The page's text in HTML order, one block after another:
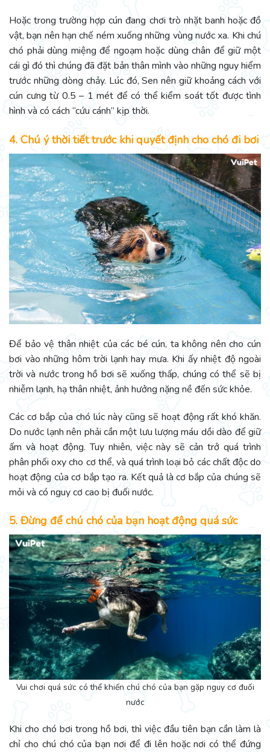
Hoặc trong trường hợp cún đang chơi trò nhặt banh hoặc đồ
vật, bạn nên hạn chế ném xuống những vùng nước xa. Khi chú
chó phải dùng miệng để ngoạm hoặc dùng chân để giữ một
cái gì đó thì chúng đã đặt bản thân mình vào những nguy hiểm
trước những dòng chảy. Lúc đó,Sen nên giữ khoảng cách với
cún cưng từ 0.5 – 1 mét để có thể kiểm soát tốt được tình
hình và có cách “cứu cánh” kịp thời.
4. Chú ý thời tiết trước khi quyết định cho chó đi bơi
Để bảo vệ thân nhiệt của các bé cún, ta không nên cho cún
bơi vào những hôm trời lạnh hay mưa. Khi ấy nhiệt độ ngoài
trời và nước trong hồ bơi sẽ xuống thấp, chúng có thể sẽ bị
nhiễm lạnh, hạ thân nhiệt, ảnh hưởng nặng nề đến sức khỏe.
Các cơ bắp của chó lúc này cũng sẽ hoạt động rất khó khăn.
Do nước lạnh nên phải cần một lưu lượng máu dồi dào để giữ
ấm và hoạt động. Tuy nhiên, việc này sẽ cản trở quá trình
phân phối oxy cho cơ thể, và quá trình loại bỏ các chất độc do
hoạt động của cơ bắp tạo ra. Kết quả là cơ bắp của chúng sẽ
mỏi và có nguy cơ cao bị đuối nước.
5. Đừng để chú chó của bạn hoạt động quá sức
Vui chơi quá sức có thể khiến chú chó của bạn gặp nguy cơ đuối
nước
Khi cho chó bơi trong hồ bơi, thì việc đầu tiên bạn cần làm là
chỉ cho chú chó của bạn nơi để đi lên hoặc nơi có thể đứng